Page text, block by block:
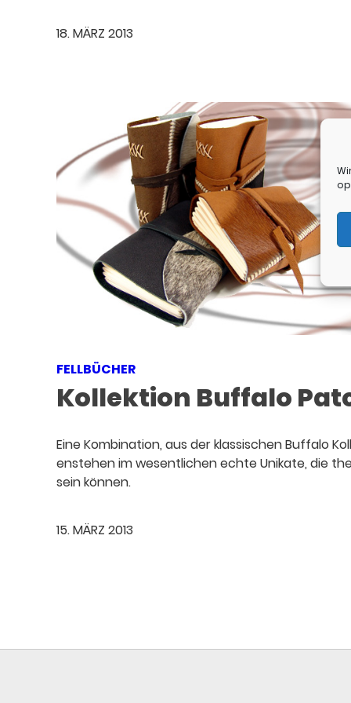
18. MÄRZ 2013
FELLBÜCHER
Kollektion Buffalo
Eine Kombination, aus der klassischen Buffalo
enstehen im wesentlichen echte Unikate, die
sein können.
15. MÄRZ 2013